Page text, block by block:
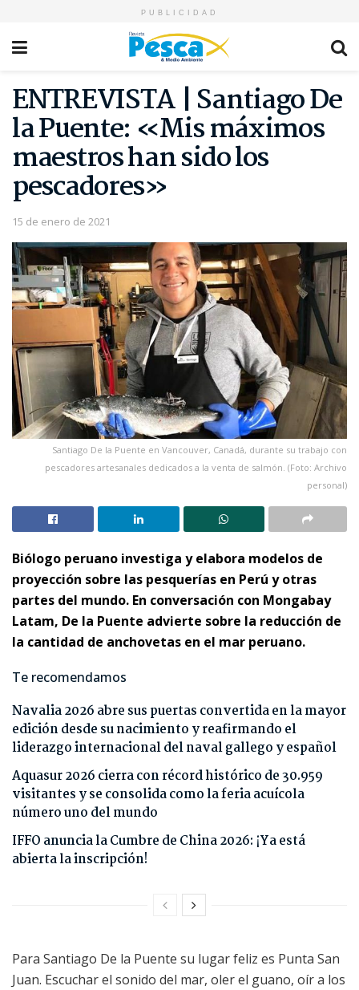
PUBLICIDAD
ENTREVISTA | Santiago De
la Puente: «Mis máximos
maestros han sido los
pescadores»
15 de enero de 2021
Santiago De la Puente en Vancouver, Canadá, durante su trabajo con
pescadores artesanales dedicados a la venta de salmón. (Foto: Archivo
personal)
Biólogo peruano investiga y elabora modelos de
proyección sobre las pesquerías en Perú y otras
partes del mundo. En conversación con Mongabay
Latam, De la Puente advierte sobre la reducción de
la cantidad de anchovetas en el mar peruano.
Te recomendamos
Navalia 2026 abre sus puertas convertida en la mayor
edición desde su nacimiento y reafirmando el
liderazgo internacional del naval gallego y español
Aquasur 2026 cierra con récord histórico de 30.959
visitantes y se consolida como la feria acuícola
número uno del mundo
IFFO anuncia la Cumbre de China 2026: ¡Ya está
abierta la inscripción!
Para Santiago De la Puente su lugar feliz es Punta San
Juan. Escuchar el sonido del mar, oler el guano, oír a los